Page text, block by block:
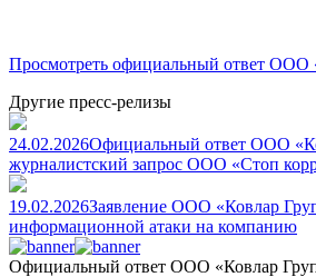
Просмотреть официальный ответ ООО
Другие пресс-релизы
24.02.2026Официальный ответ ООО
журналистский запрос ООО «Стоп
19.02.2026Заявление ООО «Ковлар
информационной атаки на компанию
Официальный ответ ООО «Ковлар